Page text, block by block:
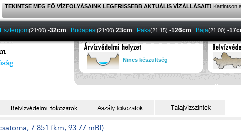
TEKINTSE MEG FŐ VÍZFOLYÁSAINK LEGFRISSEBB AKTUÁLIS VÍZÁLLÁSAIT! Kattintson
Esztergom(21:00):-32cm Budapest(21:00):23cm Paks(21:15):-126cm Baja(21:00):-
Nincs készültség